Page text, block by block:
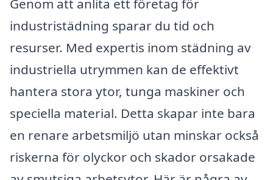
Genom att anlita ett företag för
industristädning sparar du tid och
resurser. Med expertis inom städning av
industriella utrymmen kan de effektivt
hantera stora ytor, tunga maskiner och
speciella material. Detta skapar inte bara
en renare arbetsmiljö utan minskar också
riskerna för olyckor och skador orsakade